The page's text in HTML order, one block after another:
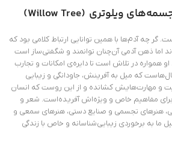
ویلوتری (Willow Tree
)
گر چه آدم‌ها با همین توانایی ارتباط کلامی بود که
اما ذهن آدمی آن‌چنان توانمند و شگفتی‌ساز است
همواره در تلاش است تا دایره‌ی امکانات و تجارب
که میل به آفرینش، جاودانگی و زیبایی
و مهارت‌هایش کشانده و از این روست که انسان
برای مفاهیم خاص و ویژ‌ه‌اش آفریده‌است. شعر و
هنرهای تجسمی و صنایع دستی، هنرهای سمعی و
ما به برخوردی زیبایی‌شناسانه و خاص با زندگی